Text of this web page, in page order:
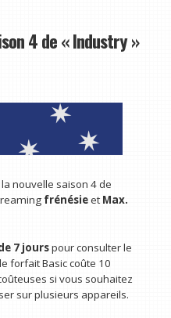
4 de « Industry »
nouvelle saison 4 de
frénésieet Max.
7 jourspour consulter le
forfait Basic coûte 10
si vous souhaitez
sur plusieurs appareils.